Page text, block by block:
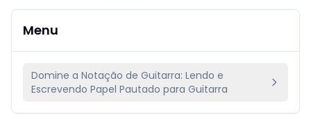
Menu
Domine a Notação de Guitarra: Lendo e
Escrevendo Papel Pautado para Guitarra